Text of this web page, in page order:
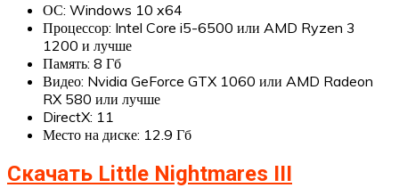
ОС: Windows 10 x64
Процессор: Intel Core i5-6500 или AMD Ryzen 3
1200 и лучше
Память: 8 Гб
Видео: Nvidia GeForce GTX 1060 или AMD Radeon
RX 580 или лучше
DirectX: 11
Место на диске: 12.9 Гб
Скачать Little Nightmares III